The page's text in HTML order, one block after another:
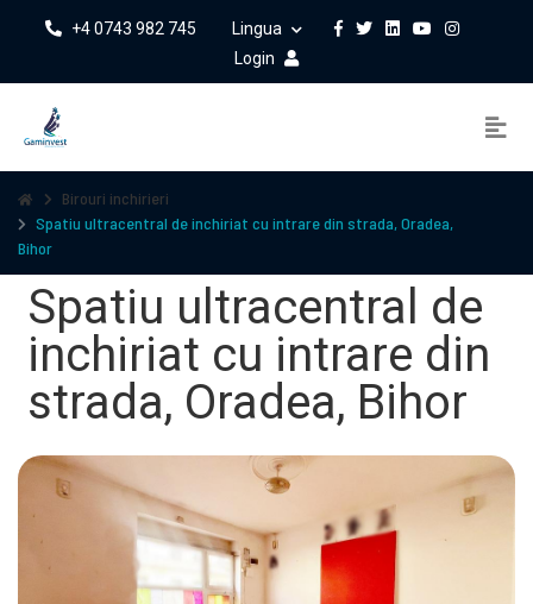
+4 0743 982 745
Lingua
Login
Birouri inchirieri
Spatiu ultracentral de inchiriat cu intrare din strada, Oradea,
Bihor
Spatiu ultracentral de
inchiriat cu intrare din
strada, Oradea, Bihor